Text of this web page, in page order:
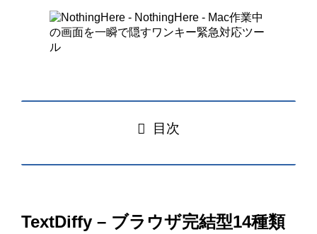
目次
TextDiffy – ブラウザ完結型14種類